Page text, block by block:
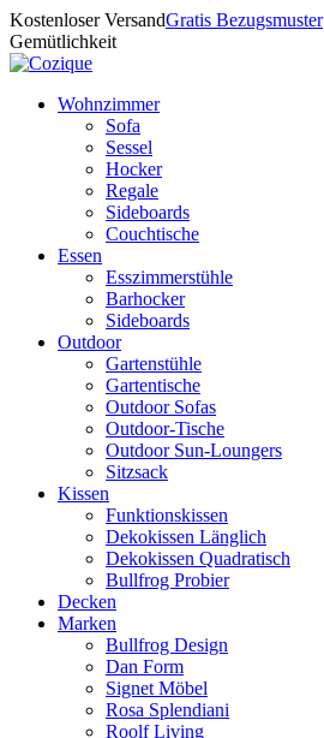
Kostenloser VersandGratis Bezugsmuster
Gemütlichkeit
Wohnzimmer
Sofa
Sessel
Hocker
Regale
Sideboards
Couchtische
Essen
Esszimmerstühle
Barhocker
Sideboards
Outdoor
Gartenstühle
Gartentische
Outdoor Sofas
Outdoor-Tische
Outdoor Sun-Loungers
Sitzsack
Kissen
Funktionskissen
Dekokissen Länglich
Dekokissen Quadratisch
Bullfrog Probier
Decken
Marken
Bullfrog Design
Dan Form
Signet Möbel
Rosa Splendiani
Roolf Living